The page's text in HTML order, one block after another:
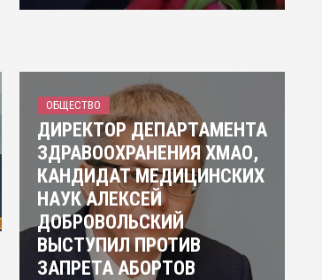
ОБЩЕСТВО
ДИРЕКТОР ДЕПАРТАМЕНТА
ЗДРАВООХРАНЕНИЯ ХМАО,
КАНДИДАТ МЕДИЦИНСКИХ
НАУК АЛЕКСЕЙ
ДОБРОВОЛЬСКИЙ
ВЫСТУПИЛ ПРОТИВ
ЗАПРЕТА АБОРТОВ